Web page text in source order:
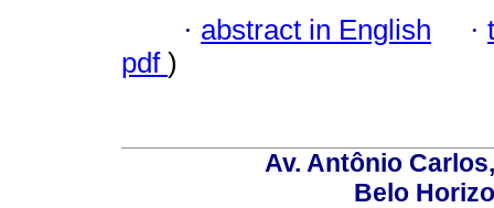
· abstract in English ·
pdf )
Av. Antônio
Belo